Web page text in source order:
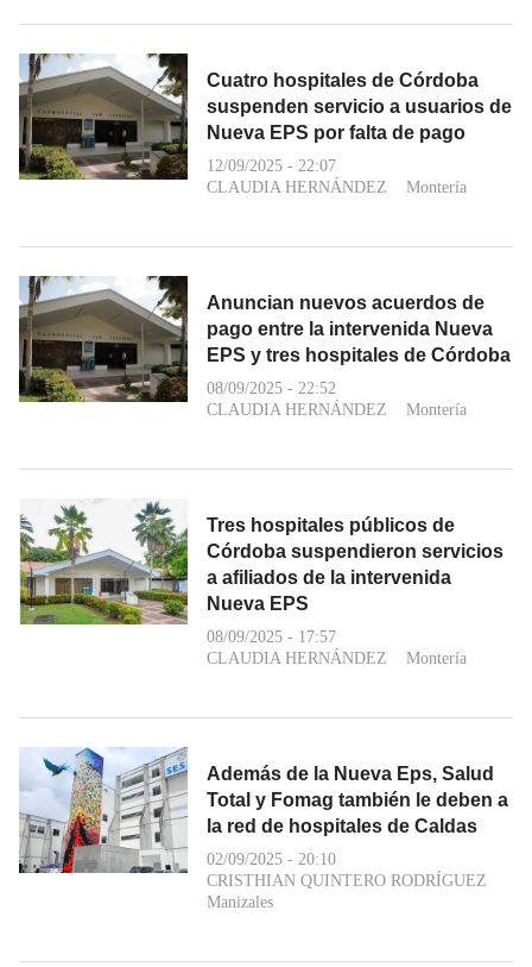
Cuatro hospitales de Córdoba
suspenden servicio a usuarios de
Nueva EPS por falta de pago
12/09/2025 - 22:07
CLAUDIA HERNÁNDEZ
Montería
Anuncian nuevos acuerdos de
pago entre la intervenida Nueva
EPS y tres hospitales de Córdoba
08/09/2025 - 22:52
CLAUDIA HERNÁNDEZ
Montería
Tres hospitales públicos de
Córdoba suspendieron servicios
a afiliados de la intervenida
Nueva EPS
08/09/2025 - 17:57
CLAUDIA HERNÁNDEZ
Montería
Además de la Nueva Eps, Salud
Total y Fomag también le deben a
la red de hospitales de Caldas
02/09/2025 - 20:10
CRISTHIAN QUINTERO RODRÍGUEZ
Manizales